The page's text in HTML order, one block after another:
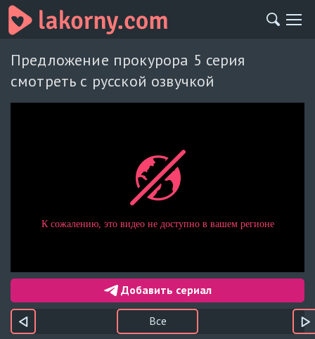
Предложение прокурора 5 серия
смотреть с русской озвучкой
Добавить сериал
Все